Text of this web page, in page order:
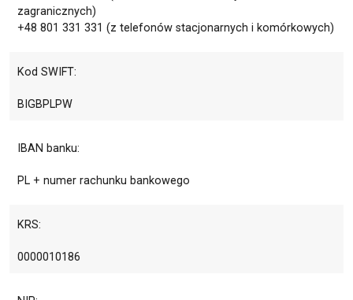
zagranicznych)
+48 801 331 331 (z telefonów stacjonarnych i komórkowych)
Kod SWIFT:
BIGBPLPW
IBAN banku:
PL + numer rachunku bankowego
KRS:
0000010186